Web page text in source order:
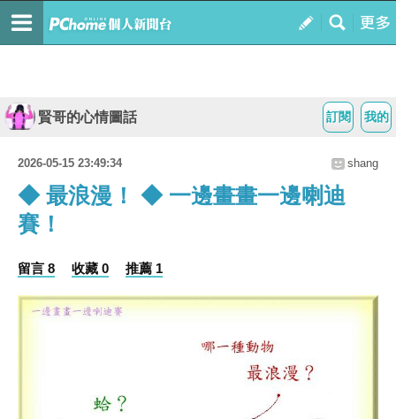
我的
訂閱
賢哥的心情圖話
2026-05-15 23:49:34 shang
◆ 最浪漫！ ◆ 一邊畫畫一邊喇迪
賽！
留言 8 收藏 0 推薦 1